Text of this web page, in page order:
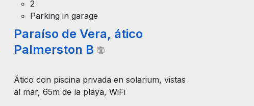
Paraíso de Vera, ático
Palmerston B